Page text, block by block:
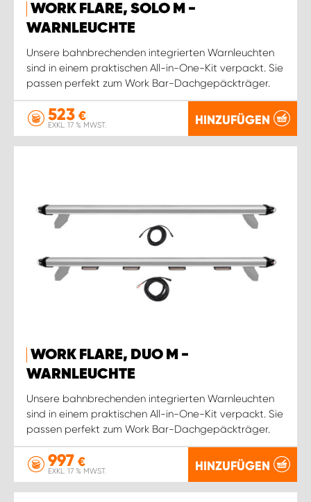
WORK FLARE, SOLO M -
WARNLEUCHTE
Unsere bahnbrechenden integrierten Warnleuchten
sind in einem praktischen All-in-One-Kit verpackt. Sie
passen perfekt zum Work Bar-Dachgepäckträger.
523 €
EXKL. 17 % MWST. HINZUFÜGEN
WORK FLARE, DUO M -
WARNLEUCHTE
Unsere bahnbrechenden integrierten Warnleuchten
sind in einem praktischen All-in-One-Kit verpackt. Sie
passen perfekt zum Work Bar-Dachgepäckträger.
997 €
EXKL. 17 % MWST. HINZUFÜGEN